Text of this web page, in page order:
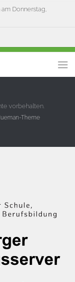
Donnerstag,
vorbehalten.
Theme